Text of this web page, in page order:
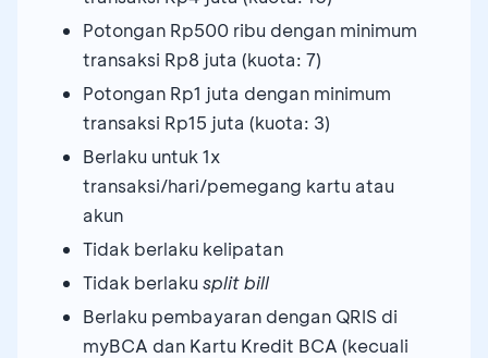
Potongan Rp500 ribu dengan minimum
transaksi Rp8 juta (kuota: 7)
Potongan Rp1 juta dengan minimum
transaksi Rp15 juta (kuota: 3)
Berlaku untuk 1x
transaksi/hari/pemegang kartu atau
akun
Tidak berlaku kelipatan
Tidak berlaku split bill
Berlaku pembayaran dengan QRIS di
myBCA dan Kartu Kredit BCA (kecuali